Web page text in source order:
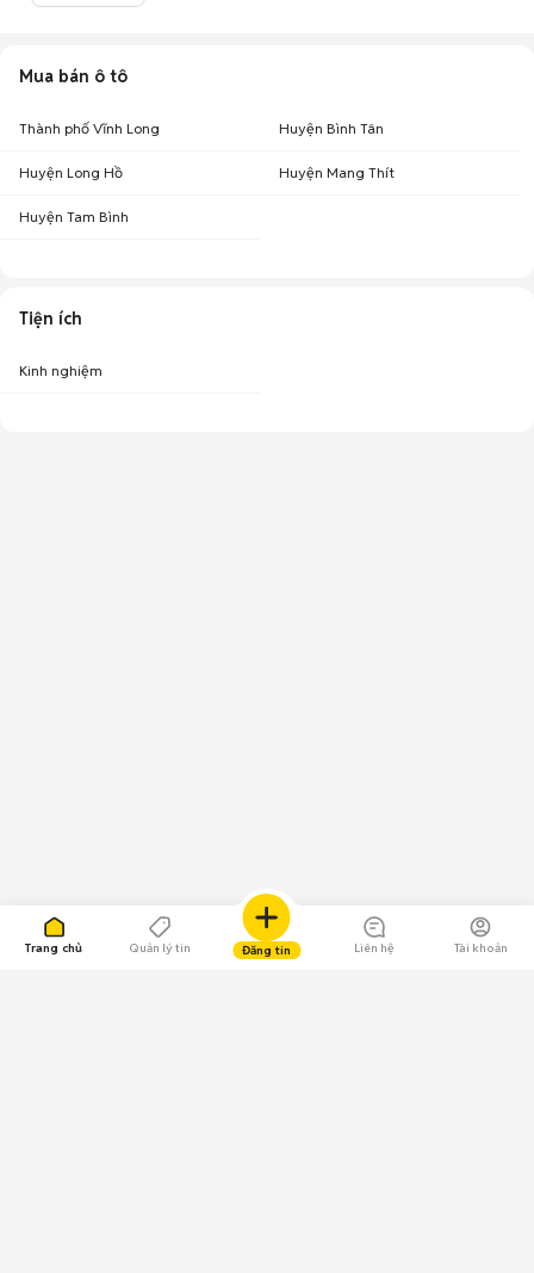
Trang chủ Quản lý tin Đăng tin Liên hệ Tài khoản
Mua bán ô tô
Thành phố Vĩnh Long Huyện Bình Tân
Huyện Long Hồ Huyện Mang Thít
Huyện Tam Bình
Tiện ích
Kinh nghiệm